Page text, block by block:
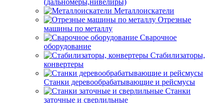
(дальномеры,нивелиры)
Металлоискатели
Отрезные
машины по металлу
Сварочное
оборудование
Стабилизаторы,
конвертеры
Станки деревообрабатывающие и рейсмусы
Станки
заточные и сверлильные